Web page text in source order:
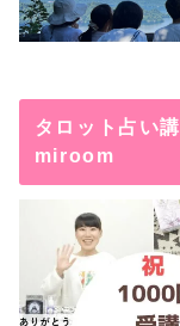
タロット占い
miroom